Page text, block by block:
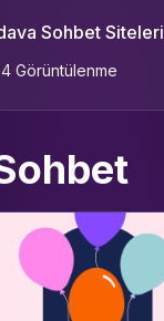
Sohbet Siteleri
Görüntülenme